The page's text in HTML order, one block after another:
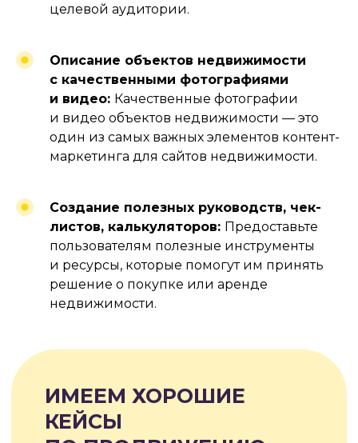
целевой аудитории.
Описание объектов недвижимости
с качественными фотографиями
и видео: Качественные фотографии
и видео объектов недвижимости — это
один из самых важных элементов контент-
маркетинга для сайтов недвижимости.
Создание полезных руководств, чек-
листов, калькуляторов: Предоставьте
пользователям полезные инструменты
и ресурсы, которые помогут им принять
решение о покупке или аренде
недвижимости.
ЯНДЕКС.ДИРЕКТ
«Это идеальный вариант для
«молодых» сайтов.
С помощью контекстной